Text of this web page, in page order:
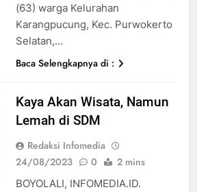
(63) warga Kelurahan
Karangpucung, Kec. Purwokerto
Selatan,…
Baca Selengkapnya di :
Kaya Akan Wisata, Namun
Lemah di SDM
Redaksi Infomedia
24/08/2023
0 2 mins
BOYOLALI, INFOMEDIA.ID.